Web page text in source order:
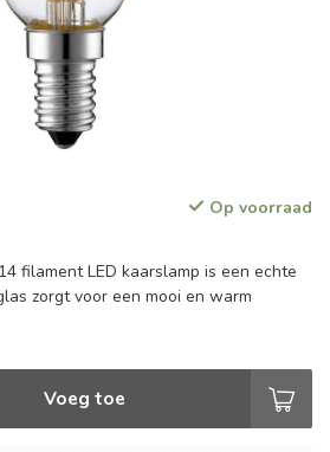
Op voorraad
filament LED kaarslamp is een echte
zorgt voor een mooi en warm
Voeg toe